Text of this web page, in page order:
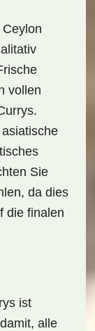
vollen
Sie
da dies
die finalen
ist
alle